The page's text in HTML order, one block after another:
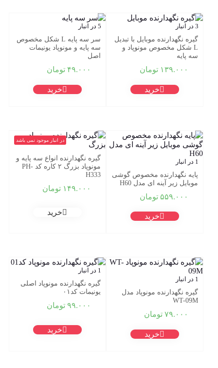
گیره نگهدارنده موبایل با تبدیل
L شکل مخصوص مونوپاد و
سه پایه
۱۳۹.۰۰۰ تومان
خرید
سر سه پایه L شکل مخصوص
سه پایه و مونوپاد یونیمات
اصل
۴۹.۰۰۰ تومان
خرید
پایه نگهدارنده مخصوص گوشی
موبایل زیر آینه ای مدل H60
۵۵۹.۰۰۰ تومان
خرید
در انبار موجود نمی باشد
گیره نگهدارنده انواع سه پایه و
مونوپاد بزرگ ۲ کاره کد PH-
H333
۱۴۹.۰۰۰ تومان
خرید
گیره نگهدارنده مونوپاد مدل
WT-09M
۷۹.۰۰۰ تومان
خرید
گیره نگهدارنده مونوپاد اصلی
یونیمات کد۰۱
۹۹.۰۰۰ تومان
خرید